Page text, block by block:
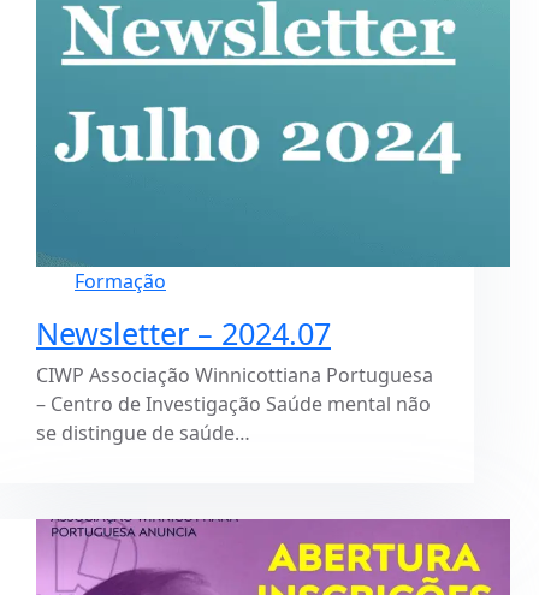
Formação
Newsletter – 2024.07
CIWP Associação Winnicottiana Portuguesa
– Centro de Investigação Saúde mental não
se distingue de saúde…